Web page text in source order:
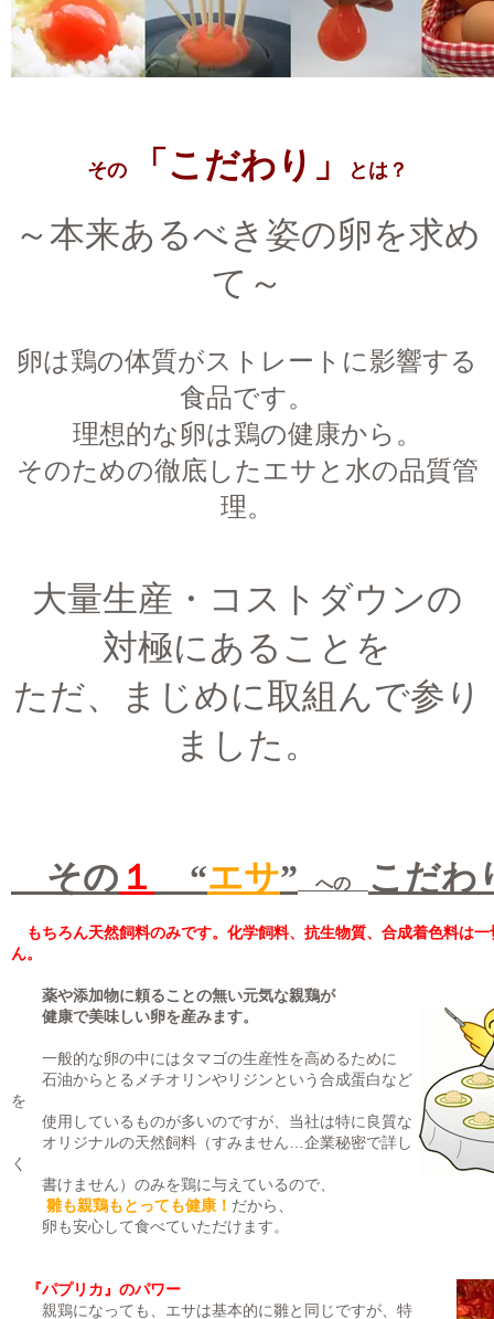
その 「こだわり」 とは？
～本来あるべき姿の卵を求め
て～
卵は鶏の体質がストレートに影響する
食品です。
理想的な卵は鶏の健康から。
そのための徹底したエサと水の品質管
理。
大量生産・コストダウンの
対極にあることを
ただ、まじめに取組んで参り
ました。
その １ “エサ” への こだわ
もちろん天然飼料のみです。化学飼料、抗生物質、合成着色料は一
ん。
薬や添加物に頼ることの無い元気な親鶏が
健康で美味しい卵を産みます。
一般的な卵の中にはタマゴの生産性を高めるために
石油からとるメチオリンやリジンという合成蛋白など
を
使用しているものが多いのですが、当社は特に良質な
オリジナルの天然飼料（すみません…企業秘密で詳し
く
書けません）のみを鶏に与えているので、
雛も親鶏もとっても健康！ だから、
卵も安心して食べていただけます。
『パプリカ』のパワー
親鶏になっても、エサは基本的に雛と同じですが、特